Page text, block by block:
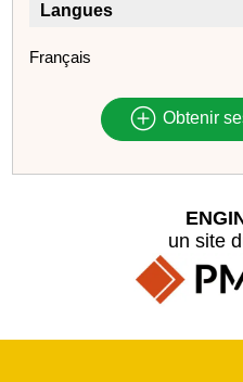
Langues
Français
Obtenir
un site